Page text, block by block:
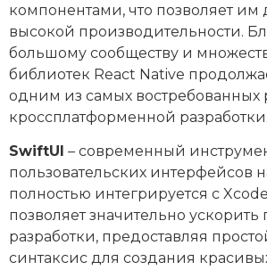
компонентами, что позволяет им
высокой производительности.
большому сообществу и
библиотек React Native
одним из самых
кроссплатформенной разработки.
SwiftUI – современный
пользовательских интерфейсов
полностью интегрируется с
позволяет значительно ускорить
разработки, предоставляя
синтаксис для создания